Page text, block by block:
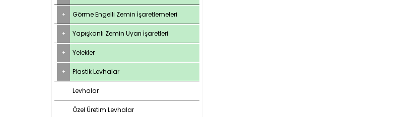
Görme Engelli Zemin İşaretlemeleri
Yapışkanlı Zemin Uyarı İşaretleri
Yelekler
Plastik Levhalar
Levhalar
Özel Üretim Levhalar